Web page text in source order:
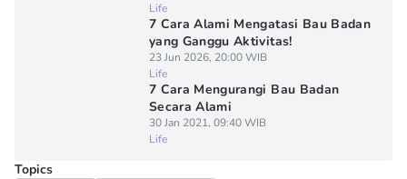
Life
7 Cara Alami Mengatasi Bau Badan
yang Ganggu Aktivitas!
23 Jun 2026, 20:00 WIB
Life
7 Cara Mengurangi Bau Badan
Secara Alami
30 Jan 2021, 09:40 WIB
Life
Topics